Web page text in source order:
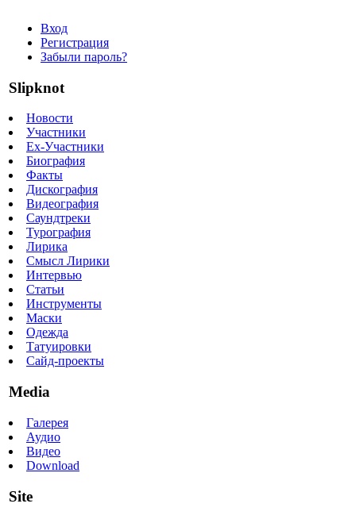
Вход
Регистрация
Забыли пароль?
Slipknot
Новости
Участники
Ex-Участники
Биография
Факты
Дискография
Видеография
Саундтреки
Турография
Лирика
Смысл Лирики
Интервью
Статьи
Инструменты
Маски
Одежда
Татуировки
Сайд-проекты
Media
Галерея
Аудио
Видео
Download
Site